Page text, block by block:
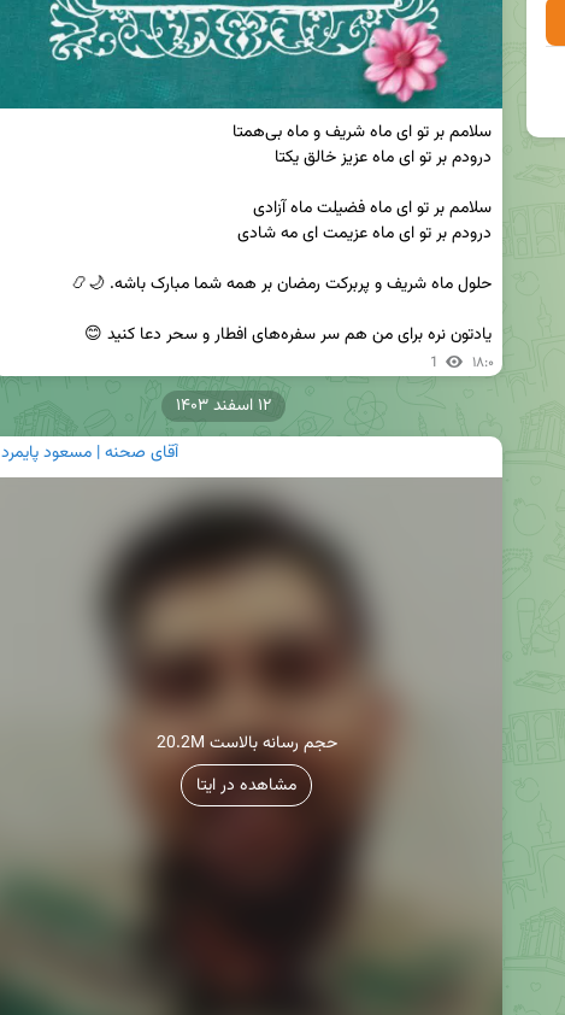
یادتون نره برای من هم سر سفره‌های افطار و سحر دعا کنید 😊
1 ۱۸:۰
آقای صحنه | مسعود پایمرد
20.2M حجم رسانه بالاست
مشاهده در ایتا
۱۲ اسفند ۱۴۰۳